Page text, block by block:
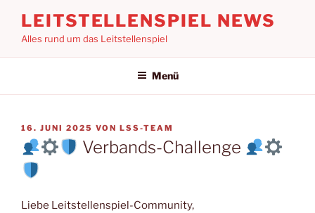
Inhalt
springen
LEITSTELLENSPIEL NEWS
Alles rund um das Leitstellenspiel
Menü
VERÖFFENTLICHT
AM
16. JUNI 2025 VON LSS-TEAM
Verbands-Challenge
Liebe Leitstellenspiel-Community,